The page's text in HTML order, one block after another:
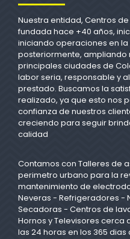
Nuestra entidad, Centros
fundada hace +40 años,
iniciando operaciones en
posteriormente, ampliando
principales ciudades de
labor seria, responsable y
prestado. Buscamos la
realizado, ya que esto nos
confianza de nuestros
creciendo para seguir
calidad
Contamos con Talleres de
perimetro urbano para la
mantenimiento de
Neveras - Refrigeradores -
Secadoras - Centros de
Hornos y Televisores cerca
las 24 horas en los 365 dias